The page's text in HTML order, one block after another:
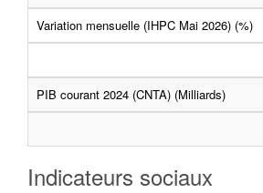
Variation mensuelle (IHPC Mai 2026) (%)
PIB courant 2024 (CNTA) (Milliards)
Indicateurs sociaux